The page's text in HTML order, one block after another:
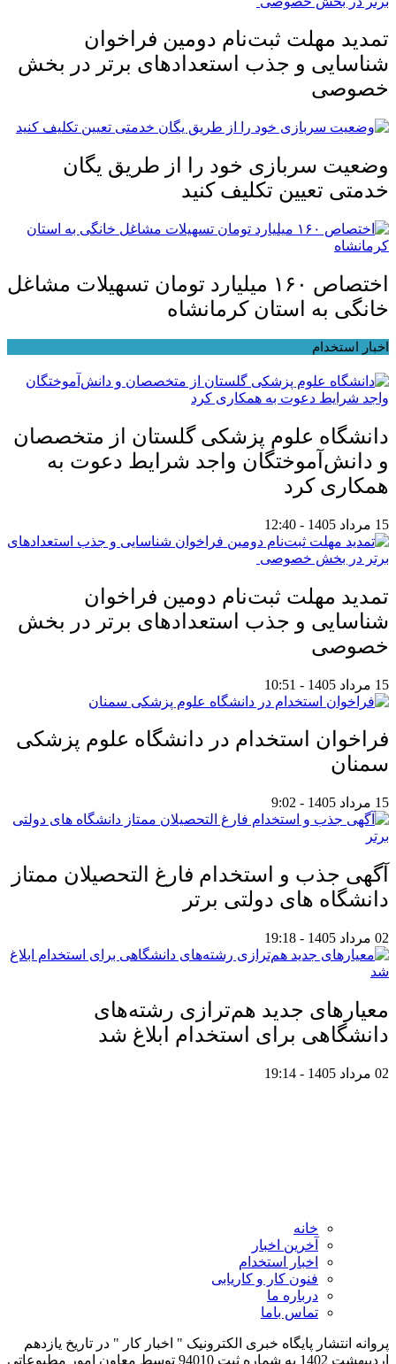
تمدید مهلت ثبت‌نام دومین فراخوان
شناسایی و جذب استعدادهای برتر در بخش
خصوصی
وضعیت سربازی خود را از طریق یگان
خدمتی تعیین تکلیف کنید
اختصاص ۱۶۰ میلیارد تومان تسهیلات مشاغل
خانگی به استان کرمانشاه
اخبار استخدام
دانشگاه علوم پزشکی گلستان از متخصصان
و دانش‌آموختگان واجد شرایط دعوت به
همکاری کرد
15 مرداد 1405 - 12:40
تمدید مهلت ثبت‌نام دومین فراخوان
شناسایی و جذب استعدادهای برتر در بخش
خصوصی
15 مرداد 1405 - 10:51
فراخوان استخدام در دانشگاه علوم پزشکی
سمنان
15 مرداد 1405 - 9:02
آگهی جذب و استخدام فارغ التحصیلان ممتاز
دانشگاه های دولتی برتر
02 مرداد 1405 - 19:18
معیار‌های جدید هم‌ترازی رشته‌های
دانشگاهی برای استخدام ابلاغ شد
02 مرداد 1405 - 19:14
خانه
آخرین اخبار
اخبار استخدام
فنون کار و کاریابی
درباره ما
تماس باما
پروانه انتشار پایگاه خبری الکترونیک " اخبار کار " در تاریخ یازدهم
اردیبهشت 1402 به شماره ثبت 94010 توسط معاون امور مطبوعاتی